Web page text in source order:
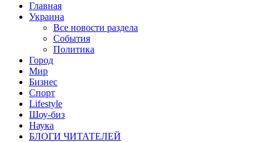
Главная
Украина
Все новости раздела
События
Политика
Город
Мир
Бизнес
Спорт
Lifestyle
Шоу-биз
Наука
БЛОГИ ЧИТАТЕЛЕЙ